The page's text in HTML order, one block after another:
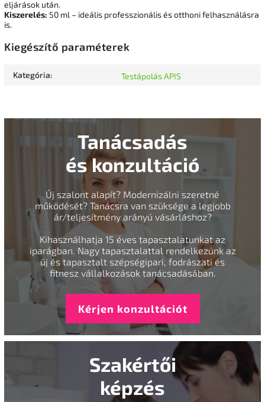
eljárások után.
Kiszerelés: 50 ml – ideális professzionális és otthoni felhasználásra
is.
Kiegészítő paraméterek
Kategória: Testápolás APIS
Tanácsadás
és konzultáció
Új szalont alapít? Modernizálni szeretné
működését? Tanácsra van szüksége a legjobb
ár/teljesítmény arányú vásárláshoz?
Kihasználhatja 15 éves tapasztalatunkat az
iparágban. Nagy tapasztalattal rendelkezünk az
új és tapasztalt szépségipari, fodrászati és
fitnesz vállalkozások tanácsadásában.
Kérjen konzultációt
Szakértői
képzés